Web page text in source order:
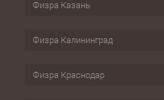
Физра Казань
Физра Калининград
Физра Краснодар